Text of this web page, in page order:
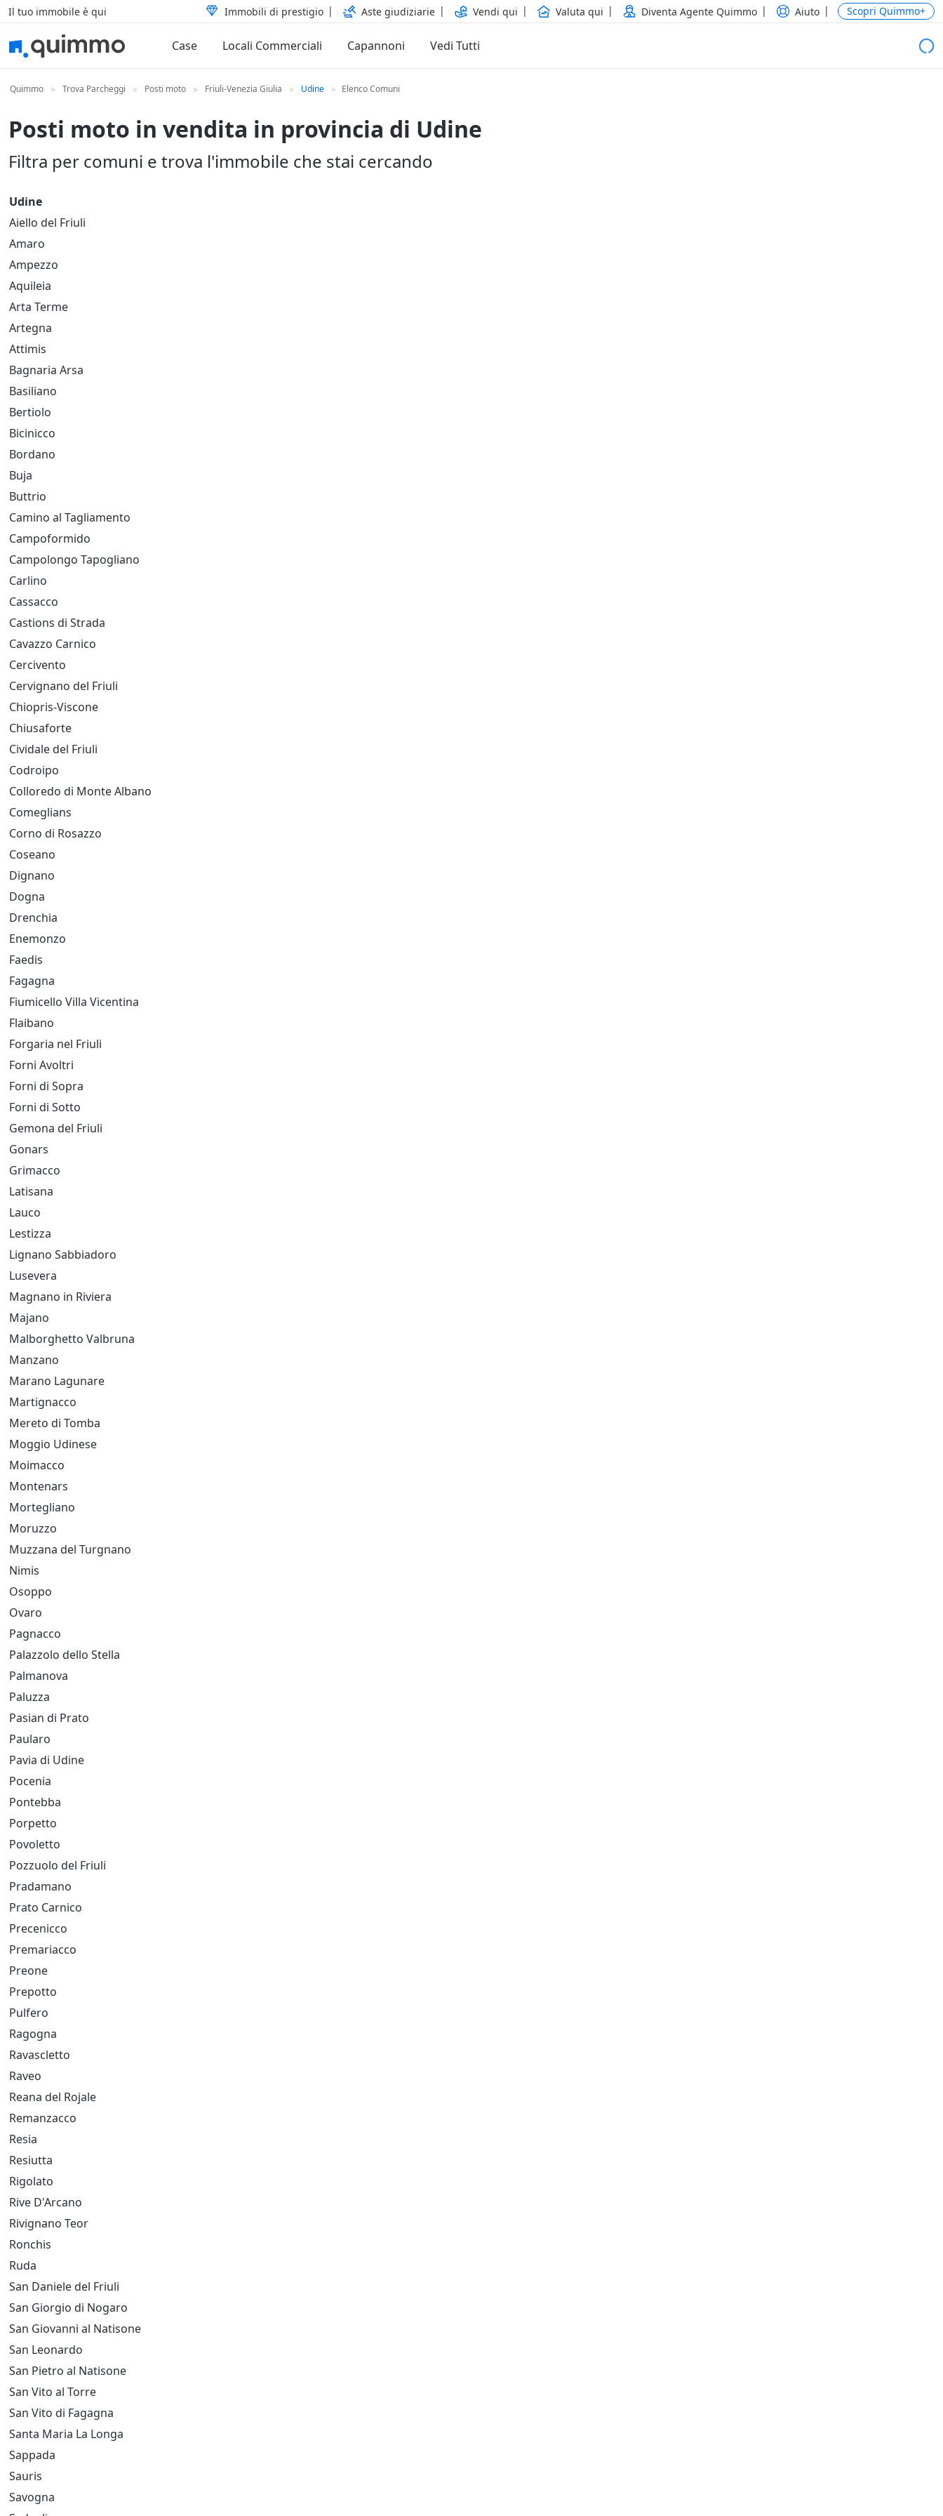
Il tuo immobile è qui Immobili di prestigio Aste giudiziarie Vendi qui Valuta qui Diventa Agente Quimmo Aiuto Scopri Quimmo+
Case Locali Commerciali Capannoni Vedi Tutti
Quimmo > Trova Parcheggi > Posti moto > Friuli-Venezia Giulia > Udine > Elenco Comuni
Posti moto in vendita in provincia di Udine
Filtra per comuni e trova l'immobile che stai cercando
Udine
Aiello del Friuli
Amaro
Ampezzo
Aquileia
Arta Terme
Artegna
Attimis
Bagnaria Arsa
Basiliano
Bertiolo
Bicinicco
Bordano
Buja
Buttrio
Camino al Tagliamento
Campoformido
Campolongo Tapogliano
Carlino
Cassacco
Castions di Strada
Cavazzo Carnico
Cercivento
Cervignano del Friuli
Chiopris-Viscone
Chiusaforte
Cividale del Friuli
Codroipo
Colloredo di Monte Albano
Comeglians
Corno di Rosazzo
Coseano
Dignano
Dogna
Drenchia
Enemonzo
Faedis
Fagagna
Fiumicello Villa Vicentina
Flaibano
Forgaria nel Friuli
Forni Avoltri
Forni di Sopra
Forni di Sotto
Gemona del Friuli
Gonars
Grimacco
Latisana
Lauco
Lestizza
Lignano Sabbiadoro
Lusevera
Magnano in Riviera
Majano
Malborghetto Valbruna
Manzano
Marano Lagunare
Martignacco
Mereto di Tomba
Moggio Udinese
Moimacco
Montenars
Mortegliano
Moruzzo
Muzzana del Turgnano
Nimis
Osoppo
Ovaro
Pagnacco
Palazzolo dello Stella
Palmanova
Paluzza
Pasian di Prato
Paularo
Pavia di Udine
Pocenia
Pontebba
Porpetto
Povoletto
Pozzuolo del Friuli
Pradamano
Prato Carnico
Precenicco
Premariacco
Preone
Prepotto
Pulfero
Ragogna
Ravascletto
Raveo
Reana del Rojale
Remanzacco
Resia
Resiutta
Rigolato
Rive D'Arcano
Rivignano Teor
Ronchis
Ruda
San Daniele del Friuli
San Giorgio di Nogaro
San Giovanni al Natisone
San Leonardo
San Pietro al Natisone
San Vito al Torre
San Vito di Fagagna
Santa Maria La Longa
Sappada
Sauris
Savogna